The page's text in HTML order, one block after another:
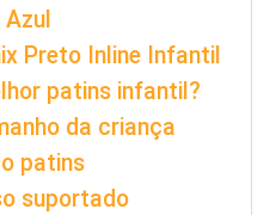
Preto Inline Infantil
patins infantil?
da criança
patins
suportado